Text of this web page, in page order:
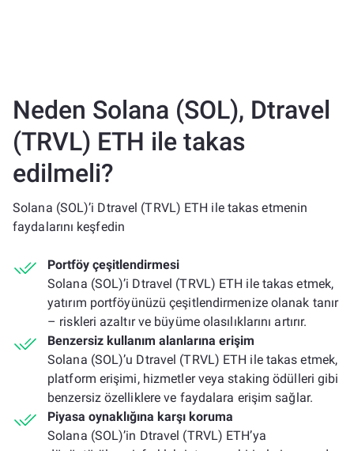
Neden Solana (SOL), Dtravel
(TRVL) ETH ile takas
edilmeli?
Solana (SOL)’i Dtravel (TRVL) ETH ile takas etmenin
faydalarını keşfedin
Portföy çeşitlendirmesi
Solana (SOL)’i Dtravel (TRVL) ETH ile takas etmek,
yatırım portföyünüzü çeşitlendirmenize olanak tanır
– riskleri azaltır ve büyüme olasılıklarını artırır.
Benzersiz kullanım alanlarına erişim
Solana (SOL)’u Dtravel (TRVL) ETH ile takas etmek,
platform erişimi, hizmetler veya staking ödülleri gibi
benzersiz özelliklere ve faydalara erişim sağlar.
Piyasa oynaklığına karşı koruma
Solana (SOL)’in Dtravel (TRVL) ETH’ya